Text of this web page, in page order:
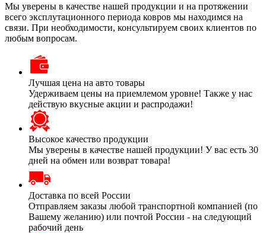
Мы уверены в качестве нашей продукции и на протяжении
всего эксплутационного периода ковров мы находимся на
связи. При необходимости, консультируем своих клиентов по
любым вопросам.
Лучшая цена на авто товары
Удерживаем цены на приемлемом уровне! Также у нас
действую вкусные акции и распродажи!
Высокое качество продукции
Мы уверены в качестве нашей продукции! У вас есть 30
дней на обмен или возврат товара!
Доставка по всей России
Отправляем заказы любой транспортной компанией (по
Вашему желанию) или почтой России - на следующий
рабочий день